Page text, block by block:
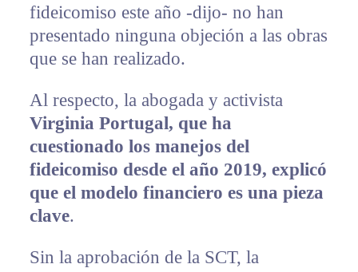
fideicomiso este año -dijo- no han
presentado ninguna objeción a las obras
que se han realizado.
Al respecto, la abogada y activista
Virginia Portugal, que ha
cuestionado los manejos del
fideicomiso desde el año 2019, explicó
que el modelo financiero es una pieza
clave.
Sin la aprobación de la SCT, la